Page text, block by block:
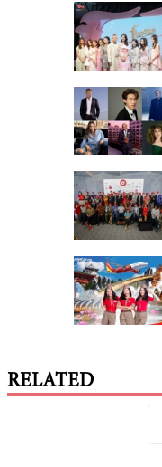
RELATED